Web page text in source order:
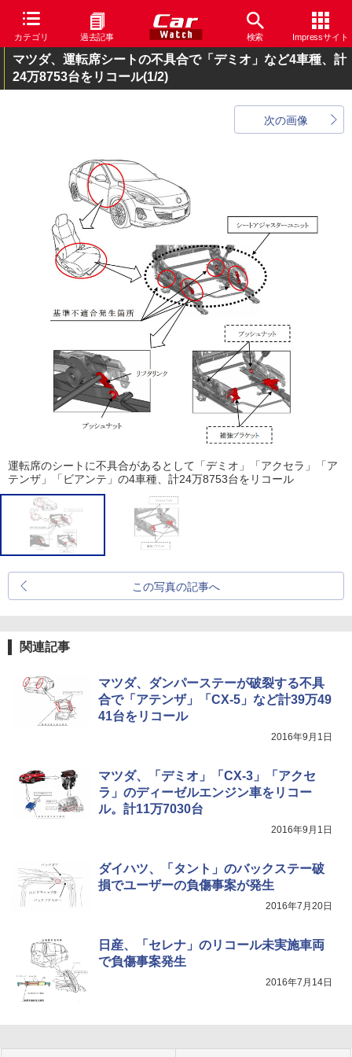
カテゴリ 過去記事 検索 Impressサイト
マツダ、運転席シートの不具合で「デミオ」など4車種、計
24万8753台をリコール(1/2)
次の画像
運転席のシートに不具合があるとして「デミオ」「アクセラ」「ア
テンザ」「ビアンテ」の4車種、計24万8753台をリコール
この写真の記事へ
関連記事
マツダ、ダンパーステーが破裂する不具
合で「アテンザ」「CX-5」など計39万49
41台をリコール
2016年9月1日
マツダ、「デミオ」「CX-3」「アクセ
ラ」のディーゼルエンジン車をリコー
ル。計11万7030台
2016年9月1日
ダイハツ、「タント」のバックステー破
損でユーザーの負傷事案が発生
2016年7月20日
日産、「セレナ」のリコール未実施車両
で負傷事案発生
2016年7月14日